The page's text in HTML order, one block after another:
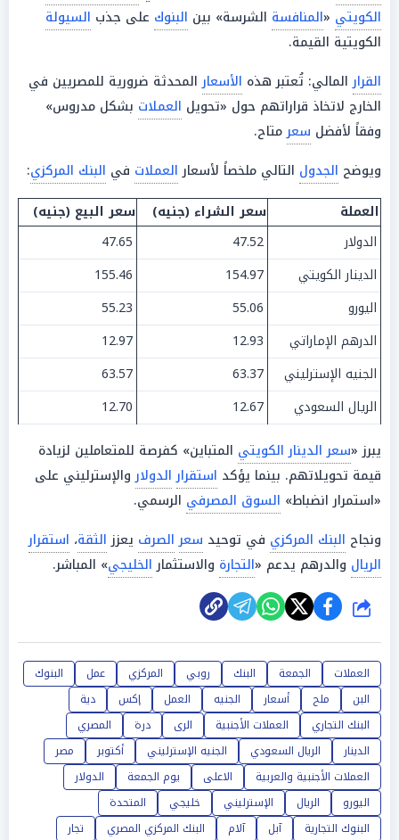
الكويتي «المنافسة الشرسة» بين البنوك على جذب السيولة
الكويتية القيمة.
القرارالمالي: تُعتبر هذه الأسعارالمحدثة ضرورية للمصريين في
الخارج لاتخاذ قراراتهم حول «تحويل العملات بشكل مدروس»
وفقاً لأفضل سعرمتاح.
ويوضح الجدول التالي ملخصاً لأسعارالعملات في البنك المركزي:
العملة
سعر الشراء (جنيه)
سعر البيع (جنيه)
الدولار
47.52
47.65
الدينار الكويتي
154.97
155.46
اليورو
55.06
55.23
الدرهم الإماراتي
12.93
12.97
الجنيه الإسترليني
63.37
63.57
الريال السعودي
12.67
12.70
يبرز «سعر الدينار الكويتي المتباين» كفرصة للمتعاملين لزيادة
قيمة تحويلاتهم. بينما يؤكد استقرار الدولاروالإسترليني على
«استمرار انضباط» السوق المصرفي الرسمي.
ونجاح البنك المركزي في توحيد سعر الصرف يعززالثقة، استقرار
الريال والدرهم يدعم «التجارة والاستثمارالخليجي» المباشر.
شارك
العملات الجمعة البنك روبي المركزي عمل
البنوك
البن
ملح أسعار الجنيه العمل إكس
دية
البنك التجاري
العملات الأجنبية الرى درة
المصري
الدينار
الريال السعودي الجنيه الإسترليني أكتوبر
مصر
العملات الأجنبية والعربية
الاعلى يوم الجمعة
الدولار
اليورو
الريال الإسترليني خليجي
المتحدة
البنوك التجارية
آبل آلام البنك المركزي المصري
تجار